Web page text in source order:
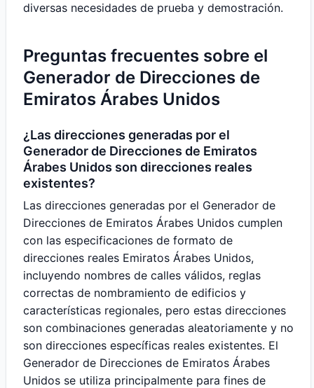
diversas necesidades de prueba y demostración.
Preguntas frecuentes sobre el
Generador de Direcciones de
Emiratos Árabes Unidos
¿Las direcciones generadas por el
Generador de Direcciones de Emiratos
Árabes Unidos son direcciones reales
existentes?
Las direcciones generadas por el Generador de
Direcciones de Emiratos Árabes Unidos cumplen
con las especificaciones de formato de
direcciones reales Emiratos Árabes Unidos,
incluyendo nombres de calles válidos, reglas
correctas de nombramiento de edificios y
características regionales, pero estas direcciones
son combinaciones generadas aleatoriamente y no
son direcciones específicas reales existentes. El
Generador de Direcciones de Emiratos Árabes
Unidos se utiliza principalmente para fines de